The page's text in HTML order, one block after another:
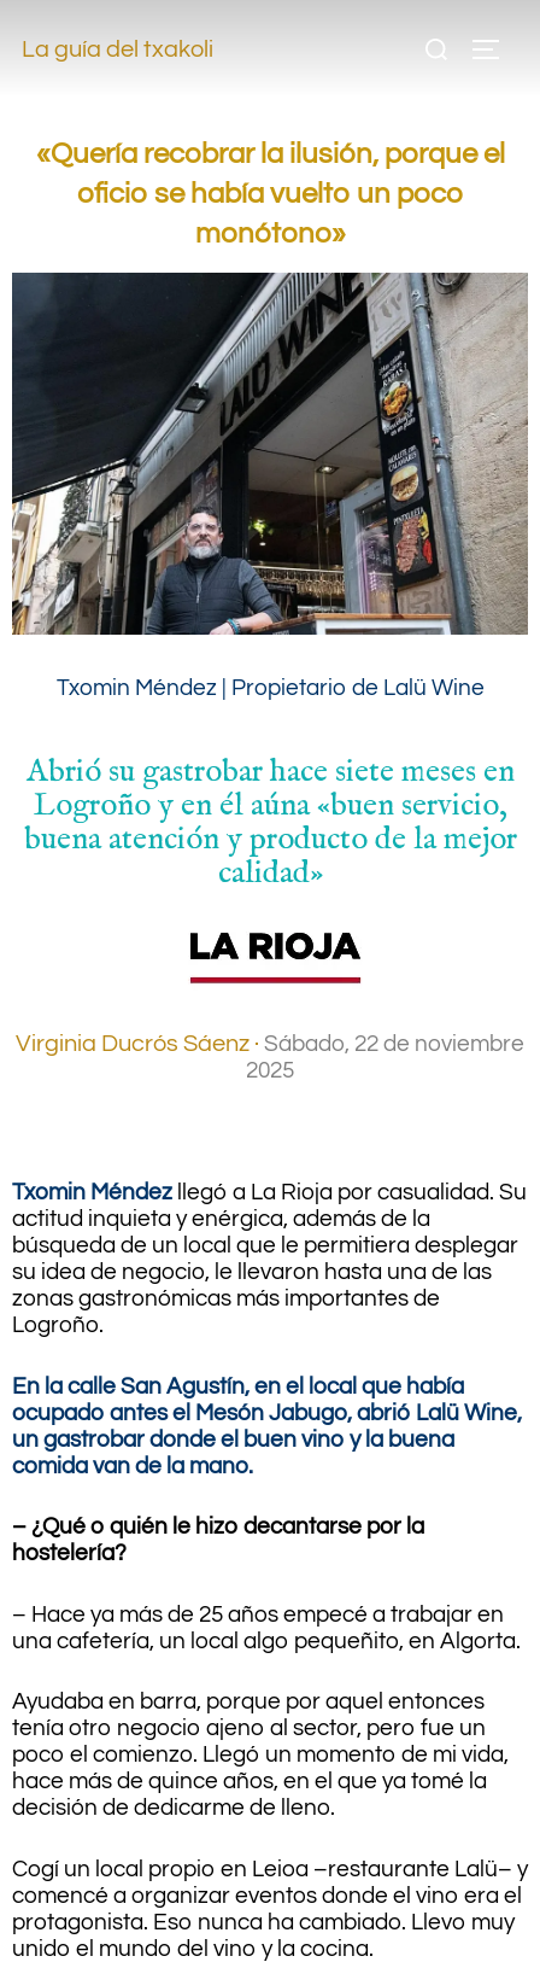
La guía del txakoli
«Quería recobrar la ilusión, porque el
oficio se había vuelto un poco
monótono»
Txomin Méndez | Propietario de Lalü Wine
Abrió su gastrobar hace siete meses en
Logroño y en él aúna «buen servicio,
buena atención y producto de la mejor
calidad»
Virginia Ducrós Sáenz · Sábado, 22 de noviembre
2025
Txomin Méndez llegó a La Rioja por casualidad. Su
actitud inquieta y enérgica, además de la
búsqueda de un local que le permitiera desplegar
su idea de negocio, le llevaron hasta una de las
zonas gastronómicas más importantes de
Logroño.
En la calle San Agustín, en el local que había
ocupado antes el Mesón Jabugo, abrió Lalü Wine,
un gastrobar donde el buen vino y la buena
comida van de la mano.
– ¿Qué o quién le hizo decantarse por la
hostelería?
– Hace ya más de 25 años empecé a trabajar en
una cafetería, un local algo pequeñito, en Algorta.
Ayudaba en barra, porque por aquel entonces
tenía otro negocio ajeno al sector, pero fue un
poco el comienzo. Llegó un momento de mi vida,
hace más de quince años, en el que ya tomé la
decisión de dedicarme de lleno.
Cogí un local propio en Leioa –restaurante Lalü– y
comencé a organizar eventos donde el vino era el
protagonista. Eso nunca ha cambiado. Llevo muy
unido el mundo del vino y la cocina.